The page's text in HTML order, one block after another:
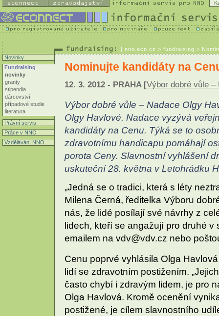
[ nno.ecn.cz > fundraising >
Novinky
Fundraising
novinky
granty
stipendia
dárcovství
případové studie
literatura
Právní servis
Práce v NNO
Vzdělávání NNO
Nominujte kandidáty na
12. 3. 2012 - PRAHA [Výbor dobré vůle –
Výbor dobré vůle – Nadace Olgy
Olgy Havlové. Nadace vyzývá
kandidáty na Cenu. Týká se to
zdravotnímu handicapu pomáhají
porota Ceny. Slavnostní vyhlášení
uskuteční 28. května v Letohrádku
„Jedná se o tradici, která s léty
Milena Černá, ředitelka Výboru
nás, že lidé posílají své návrhy z
lidech, kteří se angažují pro druhé v
emailem na vdv@vdv.cz nebo
Cenu poprvé vyhlásila Olga
lidí se zdravotním postižením.
často chybí i zdravým lidem, je pro
Olga Havlová. Kromě ocenění
postižené, je cílem slavnostního